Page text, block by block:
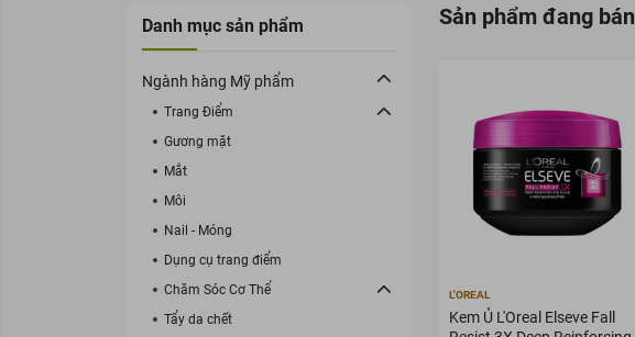
Danh mục sản phẩm
Ngành hàng Mỹ phẩm
Trang Điểm
Gương mặt
Mắt
Môi
Nail - Móng
Dụng cụ trang điểm
Chăm Sóc Cơ Thể
Tẩy da chết
Sản phẩm đang bán
L'OREAL
Kem Ủ L'Oreal Elseve Fall